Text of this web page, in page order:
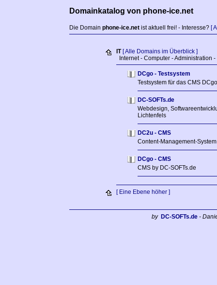
Domainkatalog von phone-ice.net
Die Domain phone-ice.net ist aktuell frei! - Interesse? [
IT [ Alle Domains im Überblick ]
Internet - Computer - Administration
DCgo - Testsystem
Testsystem für das CMS
DC-SOFTs.de
Webdesign,
Lichtenfels
DC2u - CMS
Content-Management-
DCgo - CMS
CMS by DC-SOFTs.de
[ Eine Ebene höher ]
by DC-SOFTs.de -